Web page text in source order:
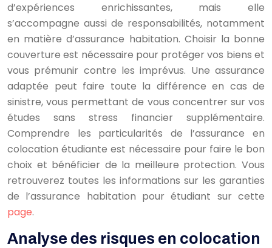
d’expériences enrichissantes, mais elle
s’accompagne aussi de responsabilités, notamment
en matière d’assurance habitation. Choisir la bonne
couverture est nécessaire pour protéger vos biens et
vous prémunir contre les imprévus. Une assurance
adaptée peut faire toute la différence en cas de
sinistre, vous permettant de vous concentrer sur vos
études sans stress financier supplémentaire.
Comprendre les particularités de l’assurance en
colocation étudiante est nécessaire pour faire le bon
choix et bénéficier de la meilleure protection. Vous
retrouverez toutes les informations sur les garanties
de l’assurance habitation pour étudiant sur cette
page.
Analyse des risques en colocation